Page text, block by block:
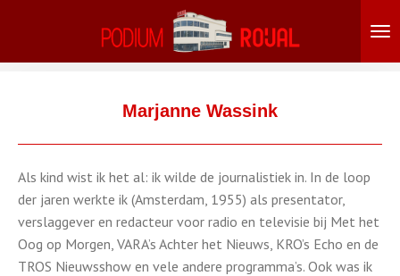
naar
Marjanne Wassink
Als kind wist ik het al: ik wilde de journalistiek in. In de loop
der jaren werkte ik (Amsterdam, 1955) als presentator,
verslaggever en redacteur voor radio en televisie bij Met het
Oog op Morgen, VARA’s Achter het Nieuws, KRO’s Echo en de
TROS Nieuwsshow en vele andere programma’s. Ook was ik